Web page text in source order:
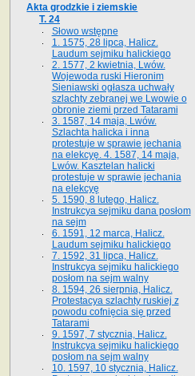
Akta grodzkie i ziemskie
T. 24
Słowo wstępne
1. 1575, 28 lipca, Halicz.
Laudum sejmiku halickiego
2. 1577, 2 kwietnia, Lwów.
Wojewoda ruski Hieronim
Sieniawski ogłasza uchwały
szlachty zebranej we Lwowie o
obronie ziemi przed Tatarami
3. 1587, 14 maja, Lwów.
Szlachta halicka i inna
protestuje w sprawie jechania
na elekcyę. 4. 1587, 14 maja,
Lwów. Kasztelan halicki
protestuje w sprawie jechania
na elekcyę
5. 1590, 8 lutego, Halicz.
Instrukcya sejmiku dana posłom
na sejm
6. 1591, 12 marca, Halicz.
Laudum sejmiku halickiego
7. 1592, 31 lipca, Halicz.
Instrukcya sejmiku halickiego
posłom na sejm walny
8. 1594, 26 sierpnia, Halicz.
Protestacya szlachty ruskiej z
powodu cofnięcia się przed
Tatarami
9. 1597, 7 stycznia, Halicz.
Instrukcya sejmiku halickiego
posłom na sejm walny
10. 1597, 10 stycznia, Halicz.